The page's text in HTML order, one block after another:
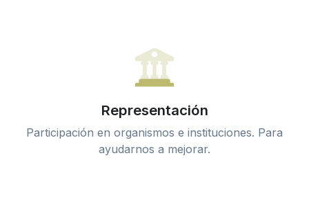
Representación
Participación en organismos e instituciones. Para
ayudarnos a mejorar.